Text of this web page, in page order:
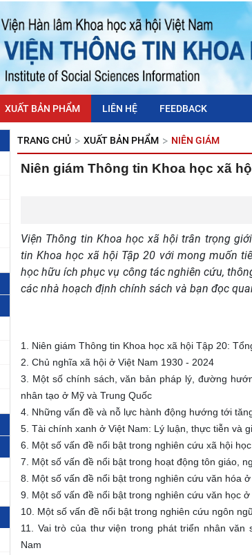
XUẤT BẢN PHẨM LIÊN HỆ FEEDBACK
TRANG CHỦ XUẤT BẢN PHẨM NIÊN GIÁM
Niên giám Thông tin Khoa học xã
Viện Thông tin Khoa học xã hội trân trọng
tin Khoa học xã hội Tập 20 với mong muốn
học hữu ích phục vụ công tác nghiên cứu,
các nhà hoạch định chính sách và bạn đọc
1. Niên giám Thông tin Khoa học xã hội Tập 20:
2. Chủ nghĩa xã hội ở Việt Nam 1930 - 2024
3. Một số chính sách, văn bản pháp lý, đường
nhân tạo ở Mỹ và Trung Quốc
4. Những vấn đề và nỗ lực hành động hướng tới
5. Tài chính xanh ở Việt Nam: Lý luận, thực tiễn và
6. Một số vấn đề nổi bật trong nghiên cứu xã hội
7. Một số vấn đề nổi bật trong hoạt động tôn giáo,
8. Một số vấn đề nổi bật trong nghiên cứu văn hóa
9. Một số vấn đề nổi bật trong nghiên cứu văn học
10. Một số vấn đề nổi bật trong nghiên cứu ngôn
11. Vai trò của thư viện trong phát triển nhân
Nam
tours à visages
mặt ở tầng 2 và
Campuchia)